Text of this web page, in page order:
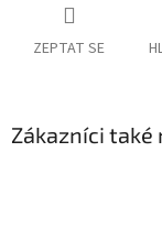
ZEPTAT SE
Zákazníci také